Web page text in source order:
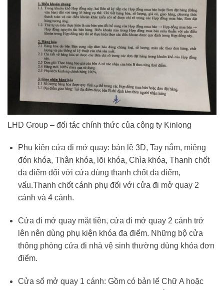
LHD Group – đối tác chính thức của công ty Kinlong
Phụ kiện cửa đi mở quay: bản lề 3D, Tay nắm, miệng
đón khóa, Thân khóa, lõi khóa, Chìa khóa, Thanh chốt
đa điểm đối với cửa dùng thanh chốt đa điểm,
vấu.Thanh chốt cánh phụ đối với cửa đi mở quay 2
cánh và 4 cánh.
Cửa đi mở quay mặt tiền, cửa đi mở quay 2 cánh trở
lên nên dùng phụ kiện khóa đa điểm. Những bộ cửa
thông phòng cửa đi nhà vệ sinh thường dùng khóa đơn
điểm.
Cửa sổ mở quay 1 cánh: Gồm có bản lể Chữ A hoặc